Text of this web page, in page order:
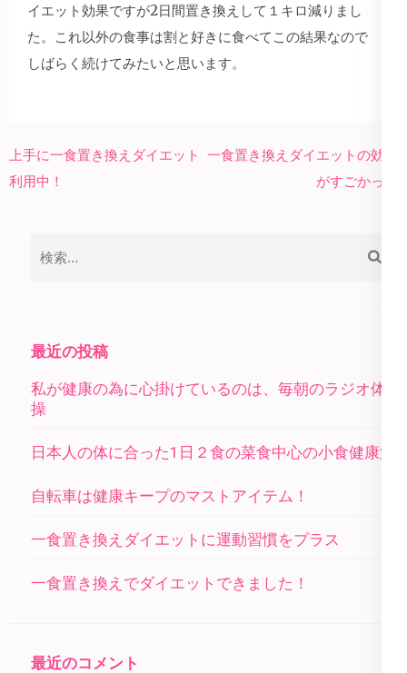
イエット効果ですが2日間置き換えして１キロ減りまし
た。これ以外の食事は割と好きに食べてこの結果なので
しばらく続けてみたいと思います。
投
稿
上手に一食置き換えダイエット
利用中！
一食置き換えダイエットの効果
がすごかった
最近の投稿
私が健康の為に心掛けているのは、毎朝のラジオ体
操
日本人の体に合った1日２食の菜食中心の小食健康法
自転車は健康キープのマストアイテム！
一食置き換えダイエットに運動習慣をプラス
一食置き換えでダイエットできました！
最近のコメント